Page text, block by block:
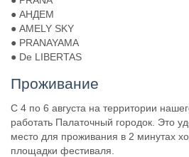
● АНДЕМ
● AMELY SKY
● PRANAYAMA
● De LIBERTAS
Проживание
С 4 по 6 августа на территории
работать Палаточный городок. Это
место для проживания в 2 минутах
площадки фестиваля.